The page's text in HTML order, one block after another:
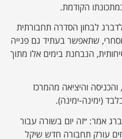
הקודמת.
לבחון הסדרה תחבורתית
שתאפשר בעתיד גם פנייה
הנבחנת בימים אלו מתוך
והיציאה מהמרכז
(ימינה-ימינה).
אמר: ״זה יום בשורה עבור
עורק תחבורה חדש שיקל